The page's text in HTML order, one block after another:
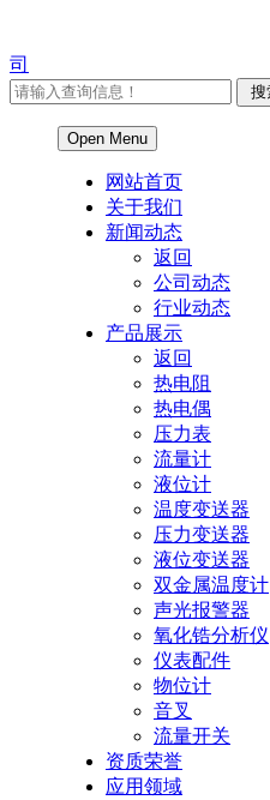
司
Open Menu
网站首页
关于我们
新闻动态
返回
公司动态
行业动态
产品展示
返回
热电阻
热电偶
压力表
流量计
液位计
温度变送器
压力变送器
液位变送器
双金属温度计
声光报警器
氧化锆分析仪
仪表配件
物位计
音叉
流量开关
资质荣誉
应用领域